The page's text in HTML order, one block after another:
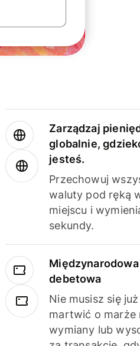
Zarządzaj
globalnie,
jesteś.
Przechowuj
waluty pod ręką
miejscu i
sekundy.
debetowa
Nie musisz się
martwić o marże
wymiany lub